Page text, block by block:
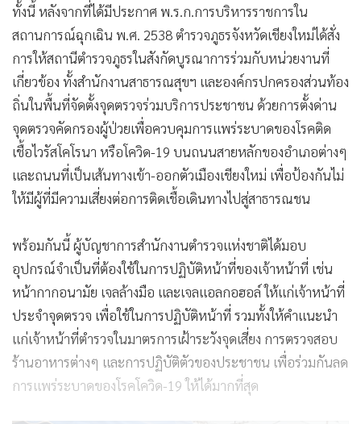
ทั้งนี้ หลังจากที่ได้มีประกาศ พ.ร.ก.การบริหารราชการใน
สถานการณ์ฉุกเฉิน พ.ศ. 2538 ตำรวจภูธรจังหวัดเชียงใหม่ได้สั่ง
การให้สถานีตำรวจภูธรในสังกัดบูรณาการร่วมกับหน่วยงานที่
เกี่ยวข้อง ทั้งสำนักงานสาธารณสุขฯ และองค์กรปกครองส่วนท้อง
ถิ่นในพื้นที่จัดตั้งจุดตรวจร่วมบริการประชาชน ด้วยการตั้งด่าน
จุดตรวจคัดกรองผู้ป่วยเพื่อควบคุมการแพร่ระบาดของโรคติด
เชื้อไวรัสโคโรนา หรือโควิด-19 บนถนนสายหลักของอำเภอต่างๆ
และถนนที่เป็นเส้นทางเข้า-ออกตัวเมืองเชียงใหม่ เพื่อป้องกันไม่
ให้มีผู้ที่มีความเสี่ยงต่อการติดเชื้อเดินทางไปสู่สาธารณชน
พร้อมกันนี้ ผู้บัญชาการสำนักงานตำรวจแห่งชาติได้มอบ
อุปกรณ์จำเป็นที่ต้องใช้ในการปฏิบัติหน้าที่ของเจ้าหน้าที่ เช่น
หน้ากากอนามัย เจลล้างมือ และเจลแอลกอฮอล์ ให้แก่เจ้าหน้าที่
ประจำจุดตรวจ เพื่อใช้ในการปฏิบัติหน้าที่ รวมทั้งให้คำแนะนำ
แก่เจ้าหน้าที่ตำรวจในมาตรการเฝ้าระวังจุดเสี่ยง การตรวจสอบ
ร้านอาหารต่างๆ และการปฏิบัติตัวของประชาชน เพื่อร่วมกันลด
การแพร่ระบาดของโรคโควิด-19 ให้ได้มากที่สุด